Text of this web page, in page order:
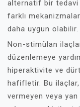
alternatif bir tedavi
farklı
daha uygun olabilir.
Non-stimülan
düzenlemeye
hiperaktivite ve
hafifletir. Bu
vermeyen veya